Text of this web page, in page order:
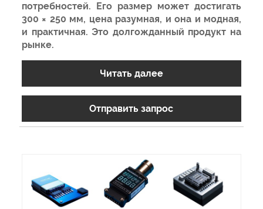
потребностей. Его размер может достигать
300 × 250 мм, цена разумная, и она и модная,
и практичная. Это долгожданный продукт на
рынке.
Читать далее
Отправить запрос